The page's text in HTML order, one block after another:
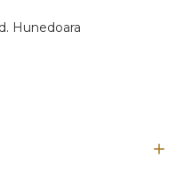
Hunedoara